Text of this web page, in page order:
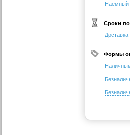
Наемный
Сроки
Доставка
Формы